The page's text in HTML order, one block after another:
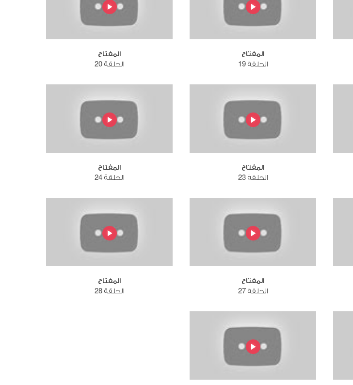
المفتاح
الحلقة 19
المفتاح
الحلقة 20
المفتاح
الحلقة 23
المفتاح
الحلقة 24
المفتاح
الحلقة 27
المفتاح
الحلقة 28